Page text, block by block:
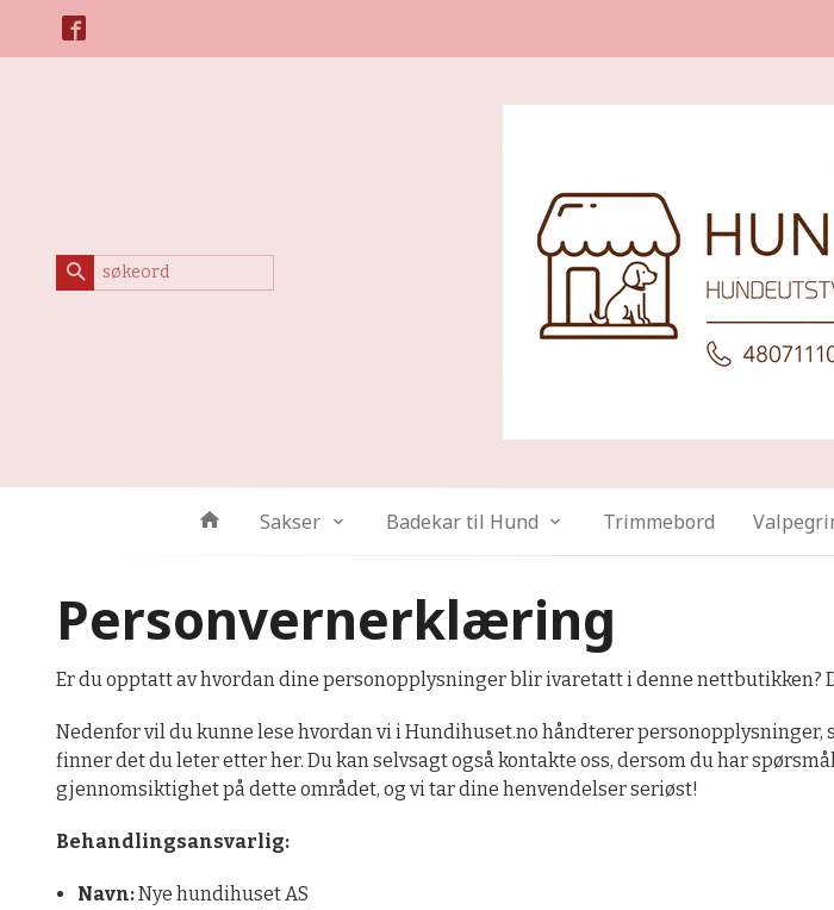
Sakser Badekar til Hund Trimmebord
Personvernerklæring
Er du opptatt av hvordan dine personopplysninger blir ivaretatt i denne nettbutikken?
Nedenfor vil du kunne lese hvordan vi i Hundihuset.no håndterer
finner det du leter etter her. Du kan selvsagt også kontakte oss, dersom du har
gjennomsiktighet på dette området, og vi tar dine henvendelser seriøst!
Behandlingsansvarlig:
Navn:Nye hundihuset AS